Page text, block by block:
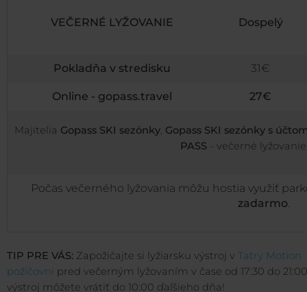
VEČERNÉ LYŽOVANIE Dospelý
Pokladňa v stredisku 31€
Online - gopass.travel 27€
Majitelia Gopass SKI sezónky, Gopass SKI sezónky s
PASS - večerné
Počas večerného lyžovania môžu hostia využiť
zadarmo.
TIP PRE VÁS: Zapožičajte si lyžiarsku výstroj v Tatry Motion
požičovni pred večerným lyžovaním v čase od 17:30 do
výstroj môžete vrátiť do 10:00 ďaľšieho dňa!